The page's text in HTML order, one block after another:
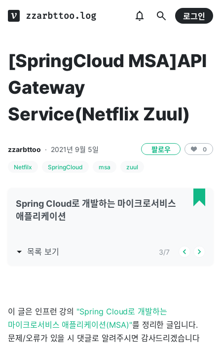
zzarbttoo.log 로그인
[SpringCloud MSA]API
Gateway
Service(Netflix Zuul)
zzarbttoo · 2021년 9월 5일 팔로우 0
Netfilx SpringCloud msa zuul
Spring Cloud로 개발하는 마이크로서비스
애플리케이션
목록 보기 3/7
이 글은 인프런 강의 "Spring Cloud로 개발하는
마이크로서비스 애플리케이션(MSA)"를 정리한 글입니다.
문제/오류가 있을 시 댓글로 알려주시면 감사드리겠습니다